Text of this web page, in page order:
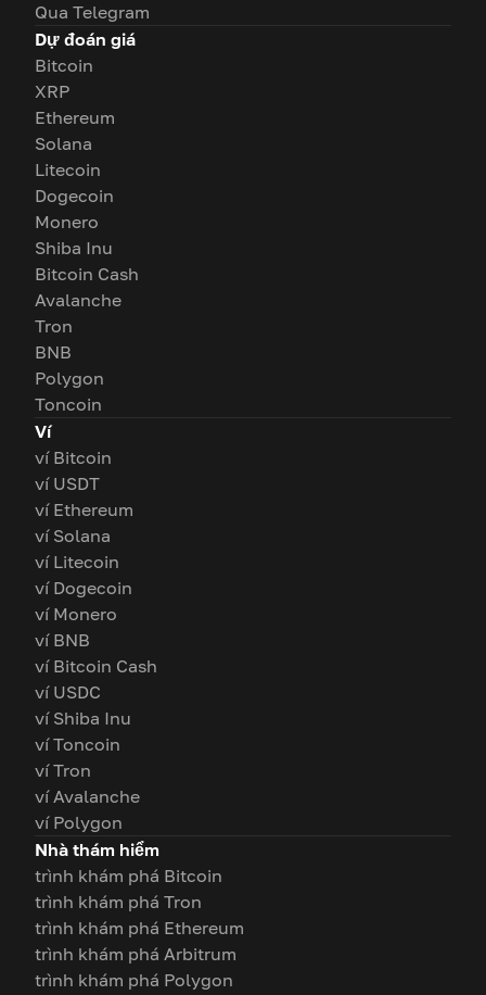
Qua Telegram
Dự đoán giá
Bitcoin
XRP
Ethereum
Solana
Litecoin
Dogecoin
Monero
Shiba Inu
Bitcoin Cash
Avalanche
Tron
BNB
Polygon
Toncoin
Ví
ví Bitcoin
ví USDT
ví Ethereum
ví Solana
ví Litecoin
ví Dogecoin
ví Monero
ví BNB
ví Bitcoin Cash
ví USDC
ví Shiba Inu
ví Toncoin
ví Tron
ví Avalanche
ví Polygon
Nhà thám hiểm
trình khám phá Bitcoin
trình khám phá Tron
trình khám phá Ethereum
trình khám phá Arbitrum
trình khám phá Polygon